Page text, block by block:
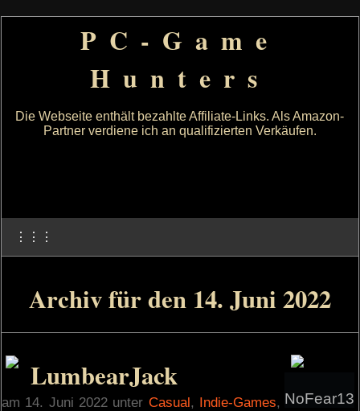
PC-Game
Hunters
Die Webseite enthält bezahlte Affiliate-Links. Als Amazon-
Partner verdiene ich an qualifizierten Verkäufen.
⋮⋮⋮
Archiv für den 14. Juni 2022
NoFear13
LumbearJack
am 14. Juni 2022 unter Casual, Indie-Games,